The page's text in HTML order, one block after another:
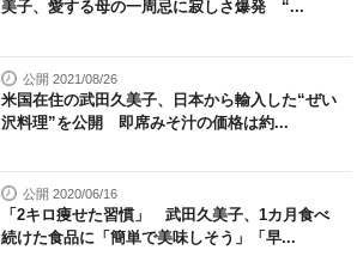
美子、愛する母の一周忌に寂しさ爆発 “...
公開 2021/08/26
米国在住の武田久美子、日本から輸入した“ぜい
沢料理”を公開 即席みそ汁の価格は約...
公開 2020/06/16
「2キロ痩せた習慣」 武田久美子、1カ月食べ
続けた食品に「簡単で美味しそう」「早...